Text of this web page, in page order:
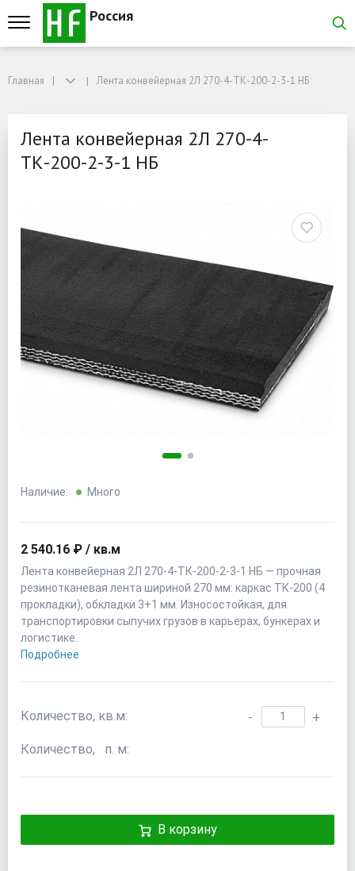
Россия
Лента конвейерная 2Л 270-4-ТК-200-2-3-1 НБ
Главная Лента конвейерная 2Л 270-4-ТК-200-2-3-1 НБ
Лента конвейерная 2Л 270-4-
ТК-200-2-3-1 НБ
Наличие: Много
2 540.16 ₽ / кв.м
Лента конвейерная 2Л 270-4-ТК-200-2-3-1 НБ — прочная
резинотканевая лента шириной 270 мм: каркас ТК-200 (4
прокладки), обкладки 3+1 мм. Износостойкая, для
транспортировки сыпучих грузов в карьерах, бункерах и
логистике.
Подробнее
Количество, кв.м: - +
Количество, п. м:
В корзину